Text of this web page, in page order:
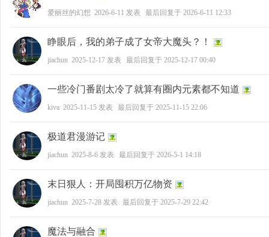
爱丽丝的幻想 2026-6-11 发表 最后回复于 2026-6-11 12:33
睁眼后，我的弟子成了女帝大魔头？！
jiachun 2025-12-17 发表 最后回复于 2025-12-17 00:40
一些冷门番剧太冷了就算有圈内元素都不知道
kiva 2025-11-15 发表 最后回复于 2025-11-15 22:06
极道君漫游记
jiachun 2025-8-6 发表 最后回复于 2026-5-1 14:18
末日狠人：开局囤积万亿物资
jiachun 2025-7-28 发表 最后回复于 2025-7-29 22:42
魔法与融合